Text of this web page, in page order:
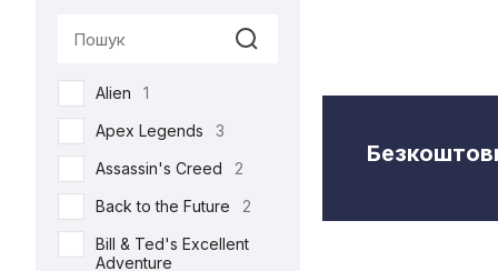
Toys Era
Weta Workshop
Alien
1
Apex Legends
3
Assassin's Creed
2
Back to the Future
2
Bill & Ted's Excellent
Adventure